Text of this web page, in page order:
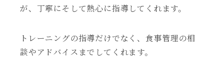
が、丁寧にそして熱心に指導してくれます。
トレーニングの指導だけでなく、食事管理の相
談やアドバイスまでしてくれます。